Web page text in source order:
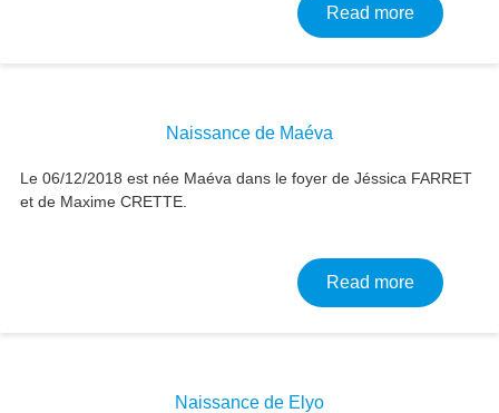
Read moreabout
Naissance de Maéva
Le 06/12/2018 est née Maéva dans le foyer de Jéssica FARRET
et de Maxime CRETTE.
Read moreabout
Naissance de Elyo